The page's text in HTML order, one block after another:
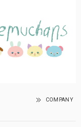
COMPANY